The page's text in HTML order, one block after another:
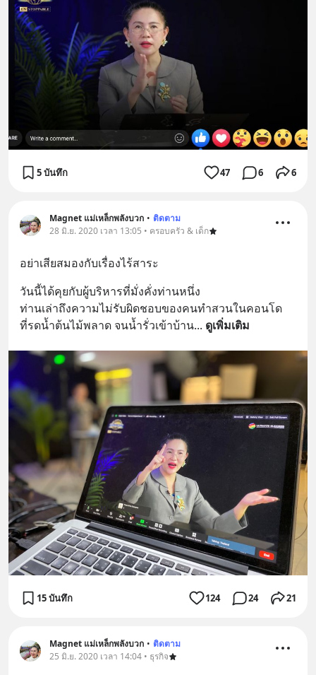
5 บันทึก 47 6 6
Magnet แม่เหล็กพลังบวก • ติดตาม
28 มิ.ย. 2020 เวลา 13:05 • ครอบครัว & เด็ก
อย่าเสียสมองกับเรื่องไร้สาระ
วันนี้ได้คุยกับผู้บริหารที่มั่งคั่งท่านหนึ่ง
ท่านเล่าถึงความไม่รับผิดชอบของคนทำสวนในคอนโด
ที่รดน้ำต้นไม้พลาด จนน้ำรั่วเข้าบ้าน... ดูเพิ่มเติม
15 บันทึก 124 24 21
Magnet แม่เหล็กพลังบวก • ติดตาม
25 มิ.ย. 2020 เวลา 14:04 • ธุรกิจ